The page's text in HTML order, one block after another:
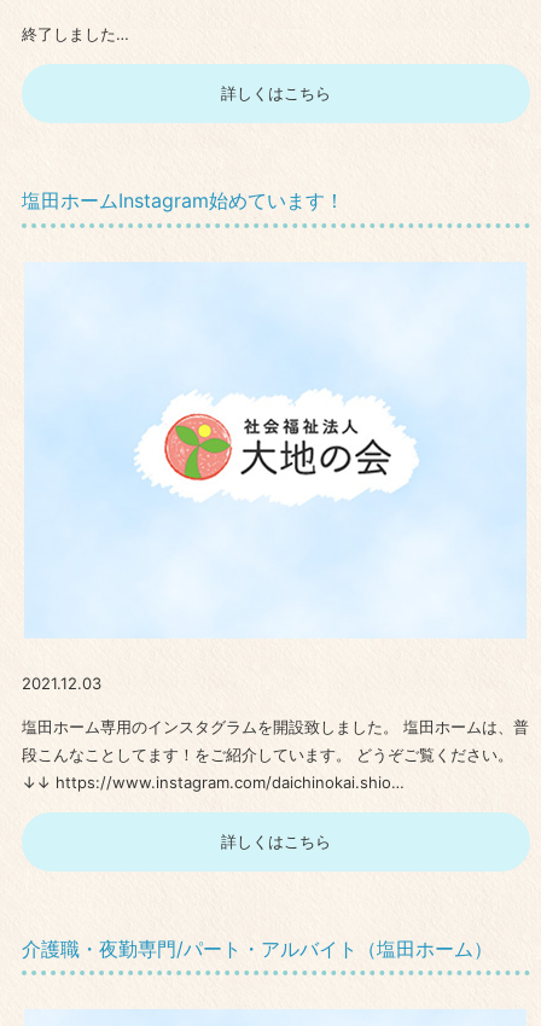
終了しました…
詳しくはこちら
塩田ホームInstagram始めています！
2021.12.03
塩田ホーム専用のインスタグラムを開設致しました。 塩田ホームは、普
段こんなことしてます！をご紹介しています。 どうぞご覧ください。
↓↓ https://www.instagram.com/daichinokai.shio…
詳しくはこちら
介護職・夜勤専門/パート・アルバイト（塩田ホーム）